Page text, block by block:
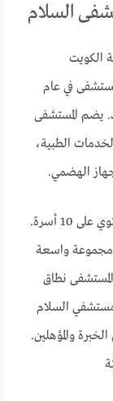
السلام
الكويت
في عام
يضم المستشفى
الخدمات الطبية،
الهضمي.
وبدأ مستشفى السلام كمستشفى ولادة صغير يحتوي على 10 أسرة.
مجموعة واسعة
وسعت ادارة المستشفى نطاق
السلام
والمؤهلين.